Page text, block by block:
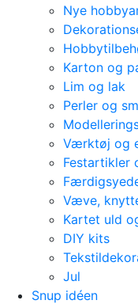
Nye
Karton og
Lim og lak
Perler og
Værktøj og
Festartikler
Væve,
Kartet uld
DIY kits
Jul
Snup idéen